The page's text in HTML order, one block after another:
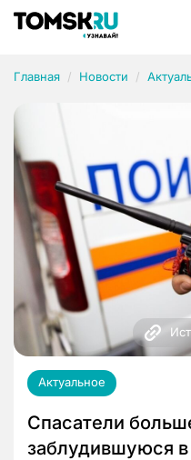
Главная Новости
Актуальное
Спасатели
заблудившуюся